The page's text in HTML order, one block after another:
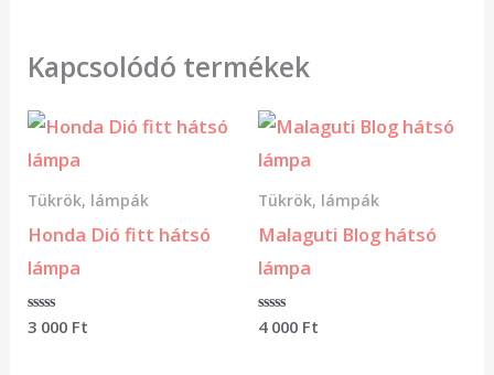
Kapcsolódó termékek
Tükrök, lámpák
Honda Dió fitt hátsó
lámpa
Értékelés:
3 000 Ft
Tükrök, lámpák
Malaguti Blog hátsó
lámpa
Értékelés:
4 000 Ft